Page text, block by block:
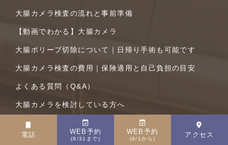
電話 WEB予約
(8/31まで)
WEB予約
(9/1から)
アクセス
大腸カメラ検査の流れと事前準備
【動画でわかる】大腸カメラ
大腸ポリープ切除について｜日帰り手術も可能です
大腸カメラ検査の費用｜保険適用と自己負担の目安
よくある質問（Q&A）
大腸カメラを検討している方へ